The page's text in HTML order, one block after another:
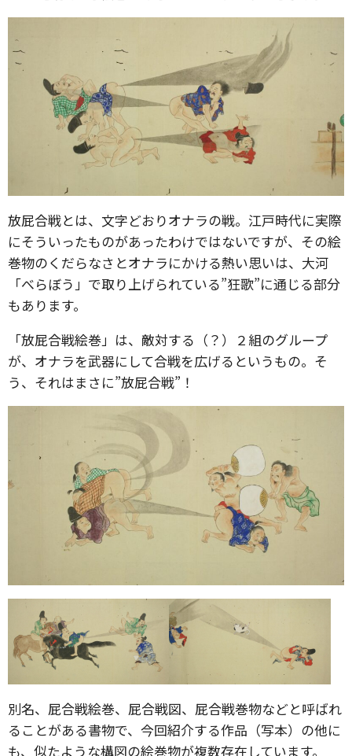
放屁合戦とは、文字どおりオナラの戦。江戸時代に実際
にそういったものがあったわけではないですが、その絵
巻物のくだらなさとオナラにかける熱い思いは、大河
「べらぼう」で取り上げられている”狂歌”に通じる部分
もあります。
「放屁合戦絵巻」は、敵対する（？）２組のグループ
が、オナラを武器にして合戦を広げるというもの。そ
う、それはまさに”放屁合戦”！
別名、屁合戦絵巻、屁合戦図、屁合戦巻物などと呼ばれ
ることがある書物で、今回紹介する作品（写本）の他に
も、似たような構図の絵巻物が複数存在しています。